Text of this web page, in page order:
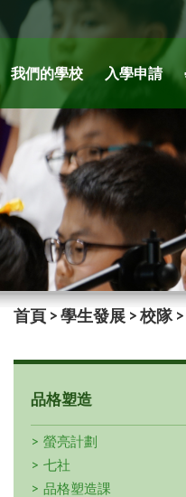
我們的學校 入學申請
首頁 >學生發展 >校隊>
品格塑造
螢亮計劃
七社
品格塑造課